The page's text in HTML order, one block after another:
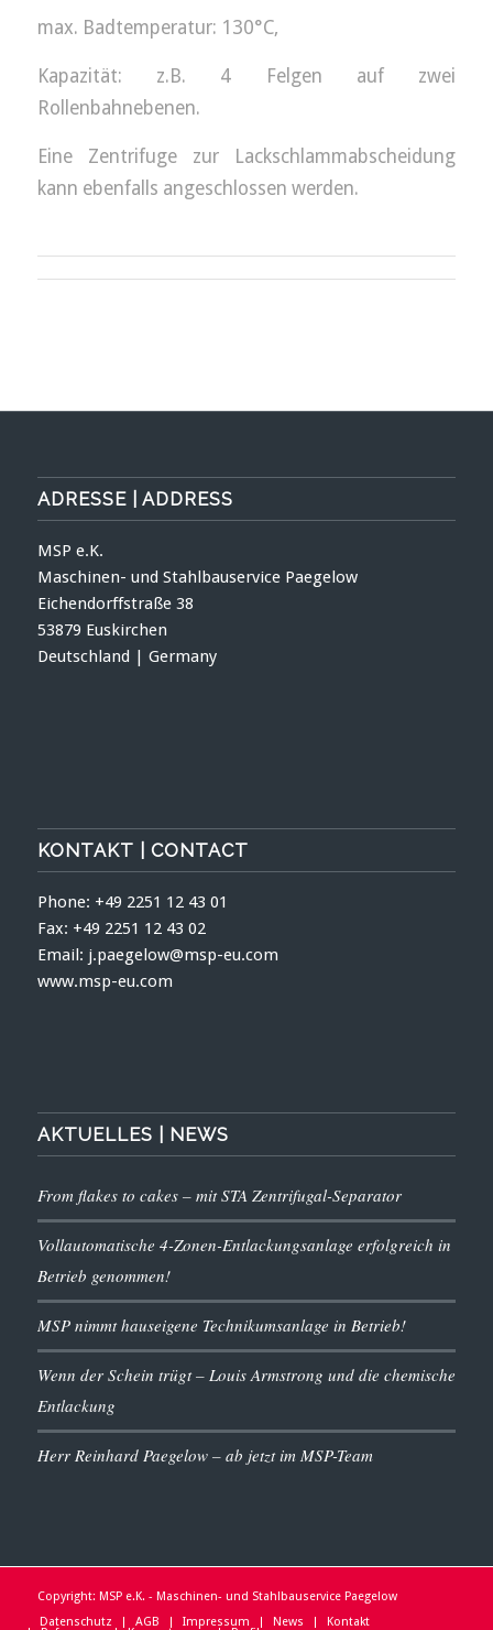
max. Badtemperatur: 130°C,
Kapazität: z.B. 4 Felgen auf zwei
Rollenbahnebenen.
Eine Zentrifuge zur Lackschlammabscheidung
kann ebenfalls angeschlossen werden.
ADRESSE | ADDRESS
MSP e.K.
Maschinen- und Stahlbauservice Paegelow
Eichendorffstraße 38
53879 Euskirchen
Deutschland | Germany
KONTAKT | CONTACT
Phone: +49 2251 12 43 01
Fax: +49 2251 12 43 02
Email: j.paegelow@msp-eu.com
www.msp-eu.com
AKTUELLES | NEWS
From flakes to cakes – mit STA Zentrifugal-Separator
Vollautomatische 4-Zonen-Entlackungsanlage erfolgreich in
Betrieb genommen!
MSP nimmt hauseigene Technikumsanlage in Betrieb!
Wenn der Schein trügt – Louis Armstrong und die chemische
Entlackung
Herr Reinhard Paegelow – ab jetzt im MSP-Team
Copyright: MSP e.K. - Maschinen- und Stahlbauservice Paegelow
Datenschutz
AGB Impressum News Kontakt